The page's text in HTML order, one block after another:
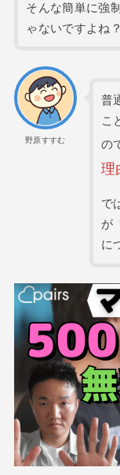
そんな簡単に強
ゃないですよね？
野原すすむ
普
こ
の
理
で
が
に